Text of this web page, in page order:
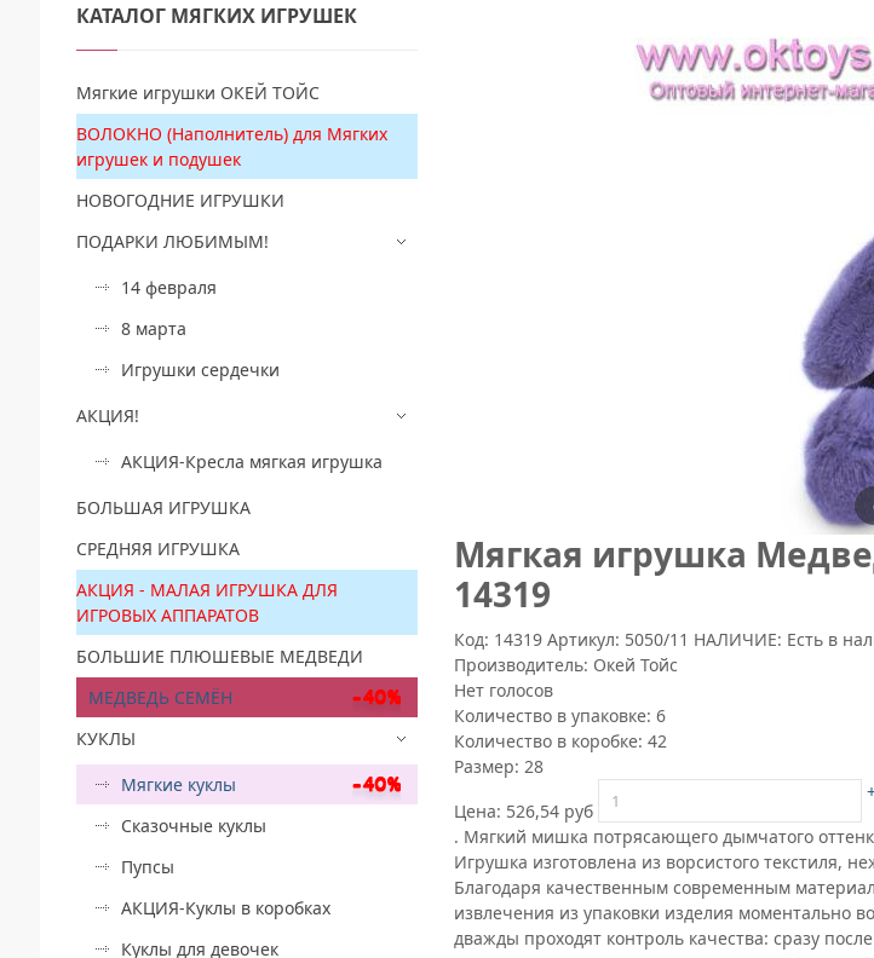
Mягкая игрушка
14319
Код: 14319 Артикул: 5050/11 НАЛИЧИЕ: Есть в
Производитель: Окей Тойс
Нет голосов
Количество в упаковке: 6
Количество в коробке: 42
Размер: 28
Цена: 526,54 руб
. Мягкий мишка потрясающего дымчатого
Игрушка изготовлена из ворсистого текстиля,
Благодаря качественным современным
извлечения из упаковки изделия
дважды проходят контроль качества: сразу
КАТАЛОГ МЯГКИХ ИГРУШЕК
Мягкие игрушки ОКЕЙ ТОЙС
ВОЛОКНО (Наполнитель) для Мягких
игрушек и подушек
НОВОГОДНИЕ ИГРУШКИ
ПОДАРКИ ЛЮБИМЫМ!
14 февраля
8 марта
Игрушки сердечки
АКЦИЯ!
АКЦИЯ-Кресла мягкая игрушка
БОЛЬШАЯ ИГРУШКА
СРЕДНЯЯ ИГРУШКА
АКЦИЯ - МАЛАЯ ИГРУШКА ДЛЯ
ИГРОВЫХ АППАРАТОВ
БОЛЬШИЕ ПЛЮШЕВЫЕ МЕДВЕДИ
МЕДВЕДЬ СЕМЁН
КУКЛЫ
Мягкие куклы
Сказочные куклы
Пупсы
АКЦИЯ-Куклы в коробках
Куклы для девочек